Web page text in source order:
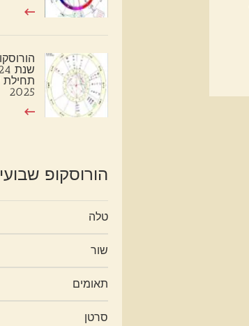
2025
הורוסקופ שבועי
טלה
שור
תאומים
סרטן